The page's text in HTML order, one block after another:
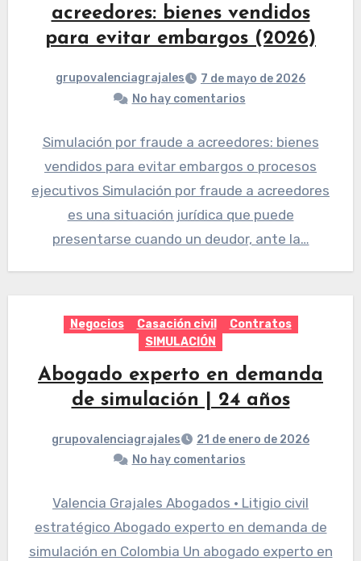
acreedores: bienes vendidos
para evitar embargos (2026)
grupovalenciagrajales
7 de mayo de 2026
No hay comentarios
Simulación por fraude a acreedores: bienes
vendidos para evitar embargos o procesos
ejecutivos Simulación por fraude a acreedores
es una situación jurídica que puede
presentarse cuando un deudor, ante la…
Negocios Casación civil
Contratos
SIMULACIÓN
Abogado experto en demanda
de simulación | 24 años
grupovalenciagrajales
21 de enero de 2026
No hay comentarios
Valencia Grajales Abogados · Litigio civil
estratégico Abogado experto en demanda de
simulación en Colombia Un abogado experto en